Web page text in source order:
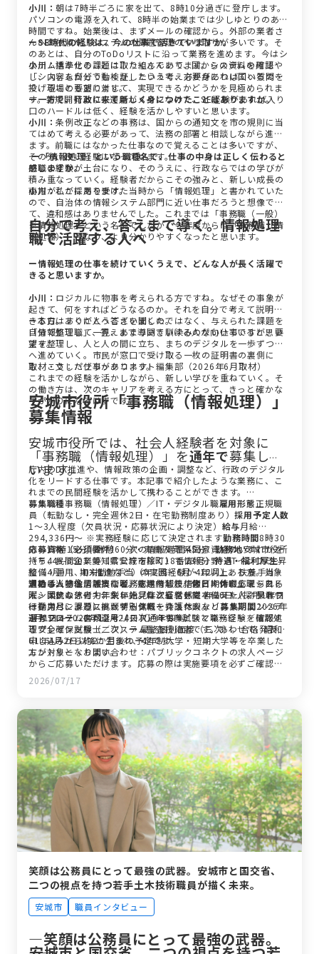
小川：朝は7時半ごろに家を出て、8時10分過ぎに登庁します。
パソコンの電源を入れて、8時半の始業までは少しゆとりのある
時間ですね。始業後は、まずメールの確認から。外部の業者さ
んへの依頼や、システムの課題管理のやり取りが多いです。そ
のあとは、自分のToDoリストに沿って業務を進めます。今はシ
ステム標準化の課題に取り組んでいて、国からの資料を確認
し、内容を自分でも検証したうえで、必要があれば国へ質問を
投げることもあります。
ーSE時代の経験は、今の仕事で活きていますか。
小川：活かせることは、たくさんあります。システムの用語や
「システムがどう動くか」という考え方が身についているの
で、現場の要望に対して、実現できるかどうかを見極められま
す。新規開発よりも運用がメインなので、SE経験があれば入り
口のハードルは低く、経験を活かしやすいと思います。
ー一方で、行政に来て新しく身につけたことはありますか。
小川：条例改正などの事務は、国からの通知文を市の規則に当
てはめて考える必要があって、法務の部署と相談しながら進め
ます。前職にはなかった仕事なので覚えることは多いですが、
その分、良い経験になっています。
前職の経験が土台になり、そのうえに、行政ならではの学びが
積み重なっていく。経験者だからこその強みと、新しい成長の
両方がここにあります。
ー「情報処理」という職種名で、仕事の中身は正しく伝わると
感じますか。
小川：私が採用を受けた当時から「情報処理」と書かれていた
ので、自治体の情報システム部門に近い仕事だろうと想像でき
て、違和感はありませんでした。これまでは「事務職（一般）
※情報処理」という名前でしたが、今年度からは「事務職（情
報処理）」となり、より分かりやすくなったと思います。
自分で考え、答えまで導く。情報処理
職で活躍する人へ
ー情報処理の仕事を続けていくうえで、どんな人が長く活躍で
きると思いますか。
小川： ロジカルに物事を考えられる方ですね。なぜその事象が
起きて、何をすればどうなるのか。それを自分で考えて説明で
きる方。すぐに人へ答えを聞くのではなく、与えられた課題を
自分で整理して、答えまで導いていける人が向いていると思い
ます。
ー本日はありがとうございました。
「情報処理職」一見、あまり聞き馴染みのない仕事ですが、要
望を整理し、人と人の間に立ち、まちのデジタルを一歩ずつ前
へ進めていく。市民が窓口で受け取る一枚の証明書の裏側に
も、こうした仕事があります。
これまでの経験を活かしながら、新しい学びを重ねていく。そ
の働き方は、次のキャリアを考える方にとって、きっと確かな
手がかりになるはずです。
取材・文：パブリックコネクト編集部（2026年6月取材）
安城市役所「事務職（情報処理）」
募集情報
安城市役所では、社会人経験者を対象に
「事務職（情報処理）」を通年で募集して
います。
庁内のDX推進や、情報政策の企画・調整など、行政のデジタル
化をリードする仕事です。本記事で紹介したような業務に、こ
れまでの民間経験を活かして携わることができます。
募集職種事務職（情報処理）／IT・デジタル職雇用形態正規職
員（転勤なし・完全週休2日・在宅勤務制度あり）採用予定人数
1〜3人程度（欠員状況・応募状況により決定） 給与月給
294,336円〜 ※実務経験に応じて決定されます勤務時間8時30
分〜17時15分（休憩60分・実働7時間45分）勤務地安城市役所
（〒446-8501 愛知県安城市桜町18番23号）待遇・福利厚生昇
給（4月）、期末勤勉手当（年2回・6月・12月）、扶養手当・
通勤手当・住居手当など。敷地内禁煙。休日・休暇土曜・日
曜・国民の休日・年末年始。年次有給休暇 年20日（採用1年目
は採用月による）ほか特別休暇・介護休暇など募集期間2026年
3月1日〜2026年12月24日（通年募集）
応募資格（必須要件）次の情報処理系国家資格のいずれかを
持ち、民間企業等（官公庁を除く）で情報分野（ITインフラの
整備・運用、DX推進など）の実務経験が4年以上ある方。対象
資格は、基本情報技術者／応用情報技術者／ITストラテジスト
／システムアーキテクト／プロジェクトマネージャ／ネットワ
ークスペシャリスト／データベーススペシャリスト／エンベデ
ッドシステムスペシャリスト／ITサービスマネージャ／情報処
理安全確保支援士／システム監査技術者です。あわせて、昭和
61年4月2日以降に生まれ、4年制大学・短期大学等を卒業した
方が対象となります。
求める人物像誠実に職務を遂行し、信頼と期待に応えられる
人。柔軟な思考力、鋭い先見性と経営感覚を備えた人。果敢な
行動力と、課題に挑戦する気概を持った人。
選考フロー書類選考（一次）→ SPI試験と職務経験を確認す
るプレゼン試験（二次）→ 最終個別面接（三次）。合格発表は
申し込みから約2か月後の予定です。
エントリー・お問い合わせ：パブリックコネクトの求人ページ
からご応募いただけます。応募の際は実施要項を必ずご確認く
ださい。詳細は安城市役所企画部人事課人事係（電話：0566-
71-2203）までお問い合わせください。
2026/07/17
笑顔は公務員にとって最強の武器。安城市と国交省、
二つの視点を持つ若手土木技術職員が描く未来。
安城市 職員インタビュー
―笑顔は公務員にとって最強の武器。